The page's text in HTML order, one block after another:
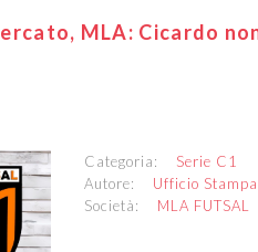
MLA: Cicardo
Categoria: Serie C1
Autore: Ufficio Stampa
Società: MLA FUTSAL